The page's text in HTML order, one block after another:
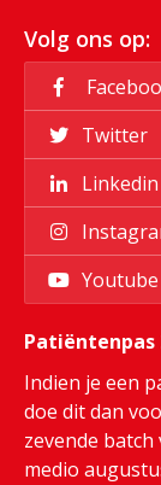
Volg ons op:
Twitter
Linkedin
Youtube
Patiëntenpas
Indien je een
doe dit dan
zevende batch
medio